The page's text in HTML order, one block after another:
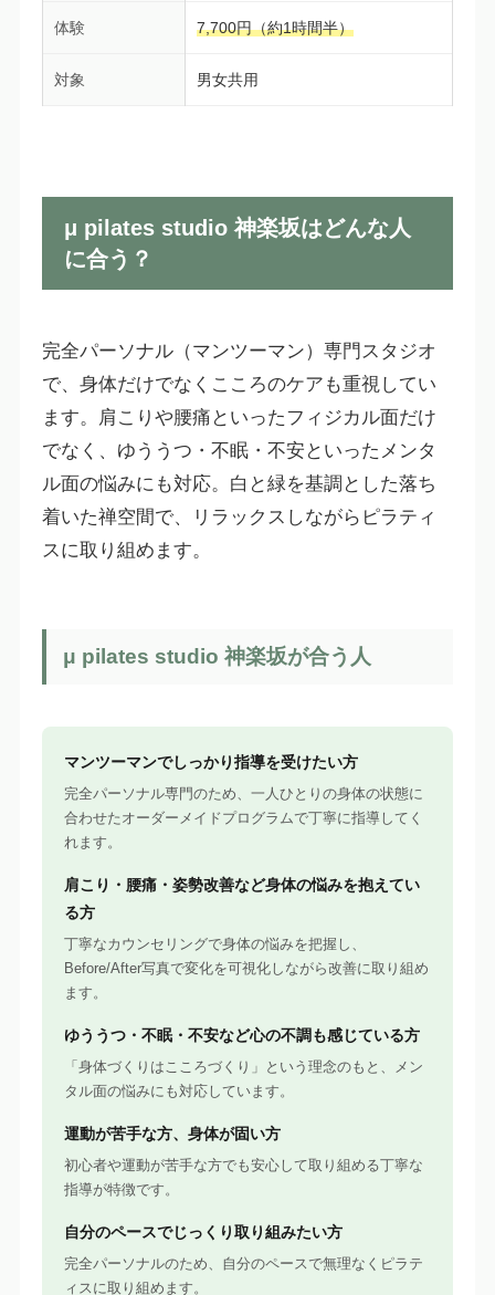
体験 7,700円（約1時間半）
対象 男女共用
μ pilates studio 神楽坂はどんな人
に合う？
完全パーソナル（マンツーマン）専門スタジオ
で、身体だけでなくこころのケアも重視してい
ます。肩こりや腰痛といったフィジカル面だけ
でなく、ゆううつ・不眠・不安といったメンタ
ル面の悩みにも対応。白と緑を基調とした落ち
着いた禅空間で、リラックスしながらピラティ
スに取り組めます。
μ pilates studio 神楽坂が合う人
マンツーマンでしっかり指導を受けたい方
完全パーソナル専門のため、一人ひとりの身体の状態に
合わせたオーダーメイドプログラムで丁寧に指導してく
れます。
肩こり・腰痛・姿勢改善など身体の悩みを抱えてい
る方
丁寧なカウンセリングで身体の悩みを把握し、
Before/After写真で変化を可視化しながら改善に取り組め
ます。
ゆううつ・不眠・不安など心の不調も感じている方
「身体づくりはこころづくり」という理念のもと、メン
タル面の悩みにも対応しています。
運動が苦手な方、身体が固い方
初心者や運動が苦手な方でも安心して取り組める丁寧な
指導が特徴です。
自分のペースでじっくり取り組みたい方
完全パーソナルのため、自分のペースで無理なくピラテ
ィスに取り組めます。